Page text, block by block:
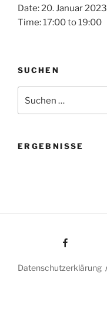
Date:20. Januar 2023
Time:17:00to19:00
SUCHEN
nach:
ERGEBNISSE
Datenschutzerklärung